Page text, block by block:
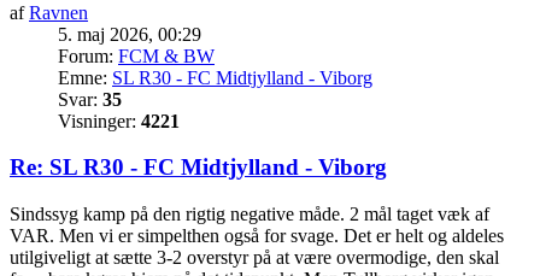
afRavnen
5. maj 2026, 00:29
Forum: FCM & BW
Emne: SL R30 - FC Midtjylland - Viborg
Svar: 35
Visninger: 4221
Re: SL R30 - FC Midtjylland - Viborg
Sindssyg kamp på den rigtig negative måde. 2 mål taget væk af
VAR. Men vi er simpelthen også for svage. Det er helt og aldeles
utilgiveligt at sætte 3-2 overstyr på at være overmodige, den skal